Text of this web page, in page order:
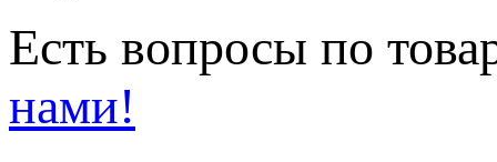
Есть вопросы по
нами!